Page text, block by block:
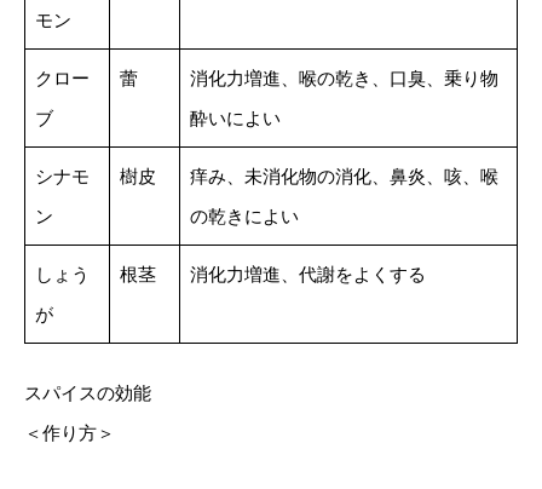
モン
クロー
ブ
蕾
消化力増進、喉の乾き、口臭、乗り物
酔いによい
シナモ
ン
樹皮
痒み、未消化物の消化、鼻炎、咳、喉
の乾きによい
しょう
が
根茎 消化力増進、代謝をよくする
スパイスの効能
＜作り方＞